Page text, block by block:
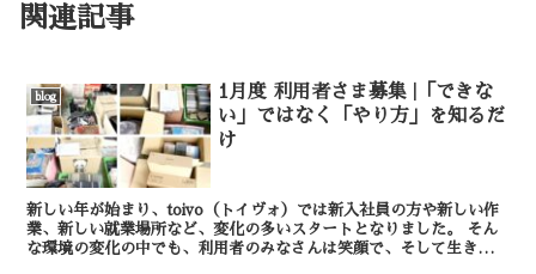
関連記事
blog
1月度 利用者さま募集 |「できな
い」ではなく「やり方」を知るだ
け
新しい年が始まり、toivo（トイヴォ）では新入社員の方や新しい作
業、新しい就業場所など、変化の多いスタートとなりました。 そん
な環境の変化の中でも、利用者のみなさんは笑顔で、そして生き生き